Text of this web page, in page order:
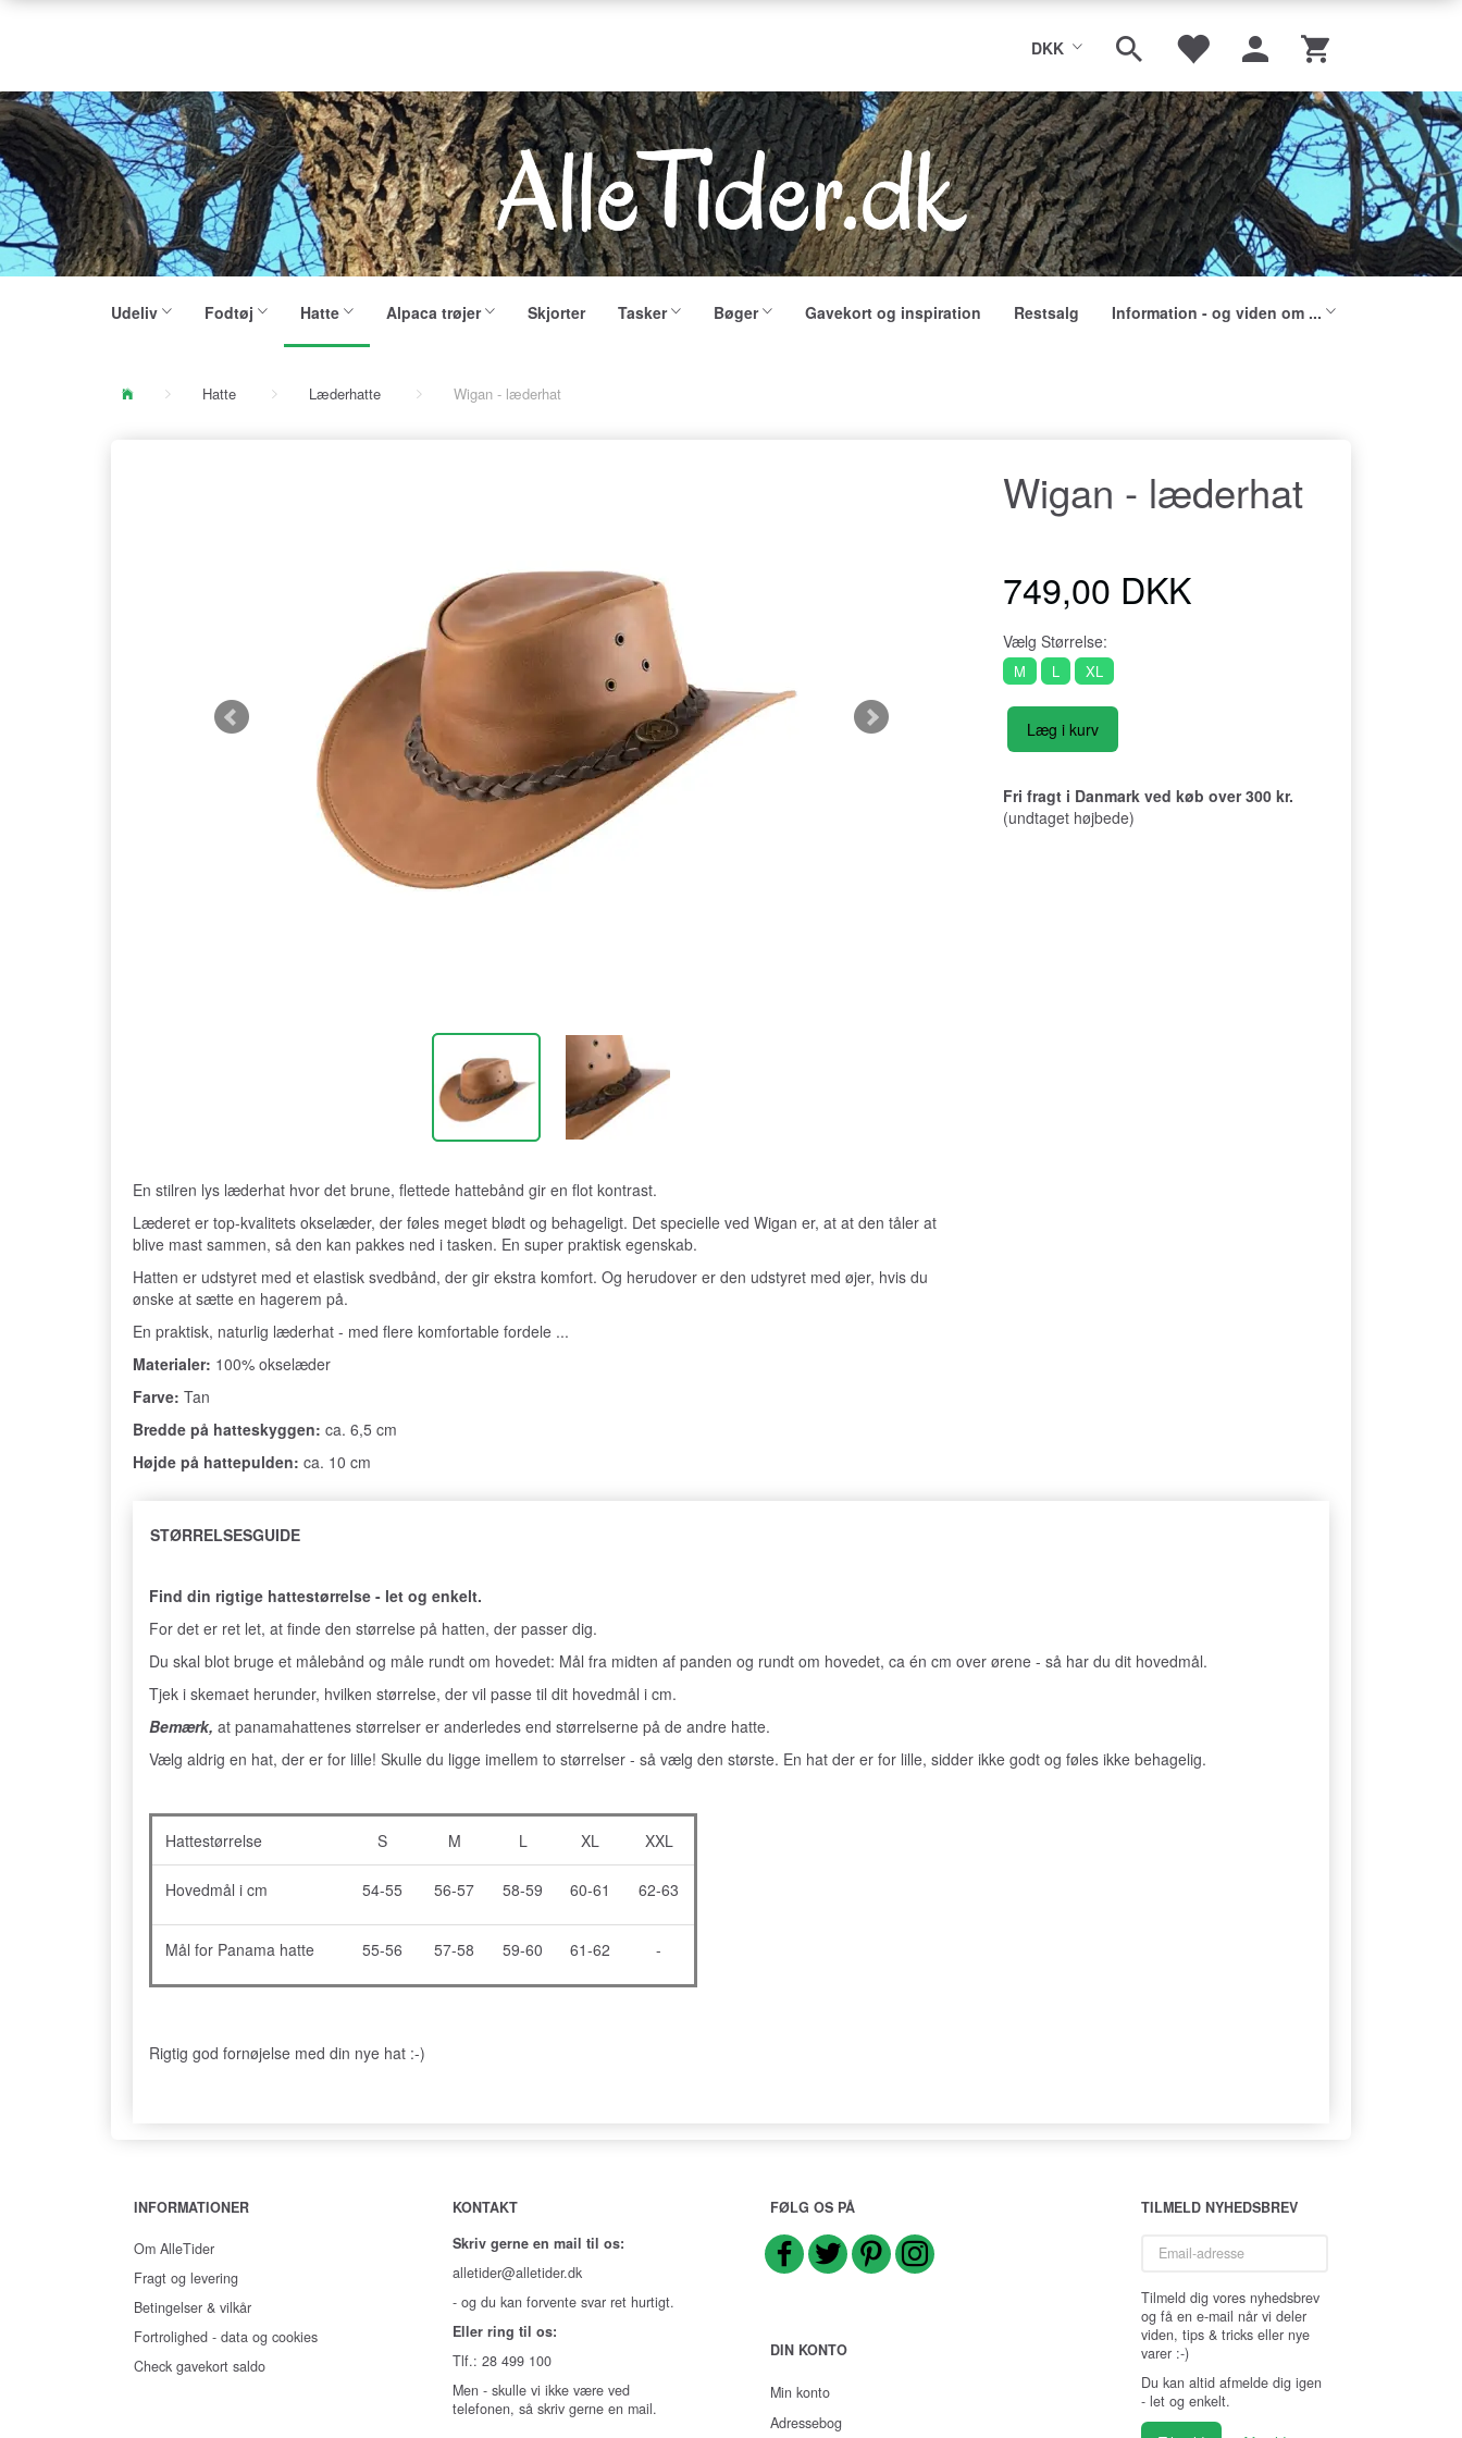
DKK
Udeliv Fodtøj Hatte Alpaca trøjer Skjorter Tasker Bøger Gavekort og inspiration Restsalg Information - og viden om ...
Hatte Læderhatte Wigan - læderhat
En stilren lys læderhat hvor det brune, flettede hattebånd gir en flot kontrast.
Læderet er top-kvalitets okselæder, der føles meget blødt og behageligt. Det specielle ved Wigan er, at at den tåler at
blive mast sammen, så den kan pakkes ned i tasken. En super praktisk egenskab.
Hatten er udstyret med et elastisk svedbånd, der gir ekstra komfort. Og herudover er den udstyret med øjer, hvis du
ønske at sætte en hagerem på.
En praktisk, naturlig læderhat - med flere komfortable fordele ...
Materialer: 100% okselæder
Farve: Tan
Bredde på hatteskyggen: ca. 6,5 cm
Højde på hattepulden: ca. 10 cm
Wigan - læderhat
749,00 DKK
Vælg Størrelse:
M L XL
Læg i kurv
Fri fragt i Danmark ved køb over 300 kr.
(undtaget højbede)
STØRRELSESGUIDE
Find din rigtige hattestørrelse - let og enkelt.
For det er ret let, at finde den størrelse på hatten, der passer dig.
Du skal blot bruge et målebånd og måle rundt om hovedet: Mål fra midten af panden og rundt om hovedet, ca én cm over ørene - så har du dit hovedmål.
Tjek i skemaet herunder, hvilken størrelse, der vil passe til dit hovedmål i cm.
Bemærk, at panamahattenes størrelser er anderledes end størrelserne på de andre hatte.
Vælg aldrig en hat, der er for lille! Skulle du ligge imellem to størrelser - så vælg den største. En hat der er for lille, sidder ikke godt og føles ikke behagelig.
Hattestørrelse S M L XL XXL
Hovedmål i cm 54-55 56-57 58-59 60-61 62-63
Mål for Panama hatte 55-56 57-58 59-60 61-62 -
Rigtig god fornøjelse med din nye hat :-)
INFORMATIONER
Om AlleTider
Fragt og levering
Betingelser & vilkår
Fortrolighed - data og cookies
Check gavekort saldo
KONTAKT
Skriv gerne en mail til os:
alletider@alletider.dk
- og du kan forvente svar ret hurtigt.
Eller ring til os:
Tlf.: 28 499 100
Men - skulle vi ikke være ved
telefonen, så skriv gerne en mail.
FØLG OS PÅ
DIN KONTO
Min konto
Adressebog
TILMELD NYHEDSBREV
adresse
Tilmeld dig vores nyhedsbrev
og få en e-mail når vi deler
viden, tips & tricks eller nye
varer :-)
Du kan altid afmelde dig igen
- let og enkelt.